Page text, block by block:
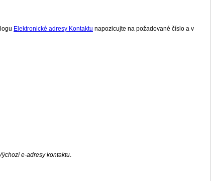
Elektronické adresy Kontaktu napozicujte na požadované číslo a v
e-adresy kontaktu.